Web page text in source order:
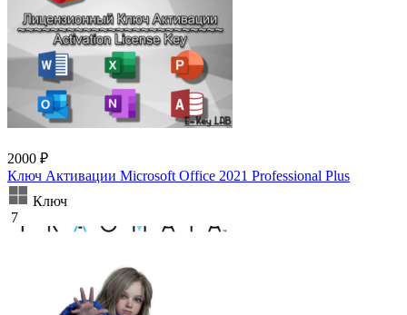
2000 ₽
Ключ Активации Microsoft Office 2021 Professional Plus
Ключ
7